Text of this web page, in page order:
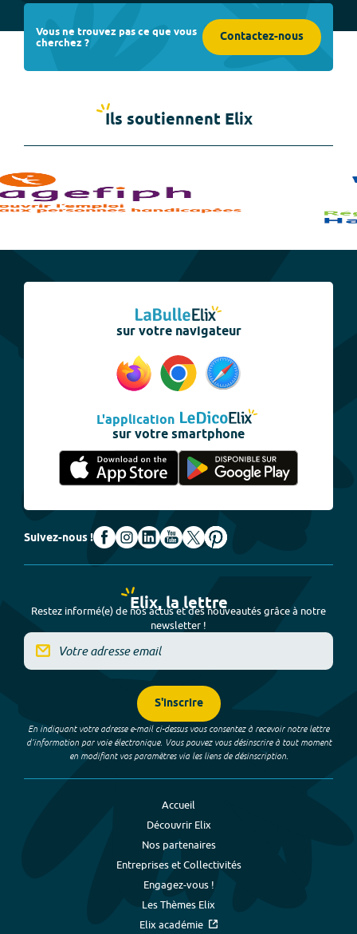
Vous ne trouvez pas ce que vous
cherchez ? Contactez-nous
Ils soutiennent Elix
sur votre navigateur
L'application
sur votre smartphone
Suivez-nous !
Elix, la lettre
Restez informé(e) de nos actus et des nouveautés grâce à notre
newsletter !
S'inscrire
En indiquant votre adresse e-mail ci-dessus vous consentez à recevoir notre lettre
d’information par voie électronique. Vous pouvez vous désinscrire à tout moment
en modifiant vos paramètres via les liens de désinscription.
Accueil
Découvrir Elix
Nos partenaires
Entreprises et Collectivités
Engagez-vous !
Les Thèmes Elix
Elix académie